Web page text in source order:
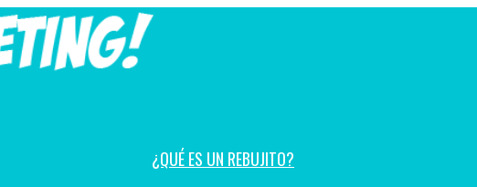
¿QUÉ ES UN REBUJITO?